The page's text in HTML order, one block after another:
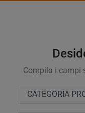
Compila i campi